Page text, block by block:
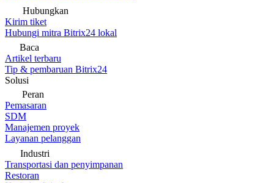
Hubungkan
Kirim tiket
Hubungi mitra Bitrix24 lokal
Baca
Artikel terbaru
Tip & pembaruan Bitrix24
Solusi
Peran
Pemasaran
SDM
Manajemen proyek
Layanan pelanggan
Industri
Transportasi dan penyimpanan
Restoran